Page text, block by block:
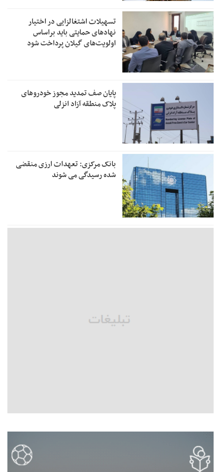
تسهیلات اشتغالزایی در اختیار
نهادهای حمایتی باید براساس
اولویت‌های گیلان پرداخت شود
پایان صف تمدید مجوز خودروهای
پلاک منطقه آزاد انزلی
بانک مرکزی: تعهدات ارزی منقضی
شده رسیدگی می شوند